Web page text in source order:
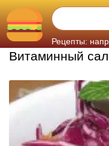
Рецепты:
Витаминный